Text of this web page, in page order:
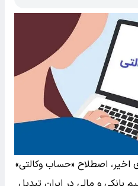
اخیر، اصطلاح «حساب وکالتی»